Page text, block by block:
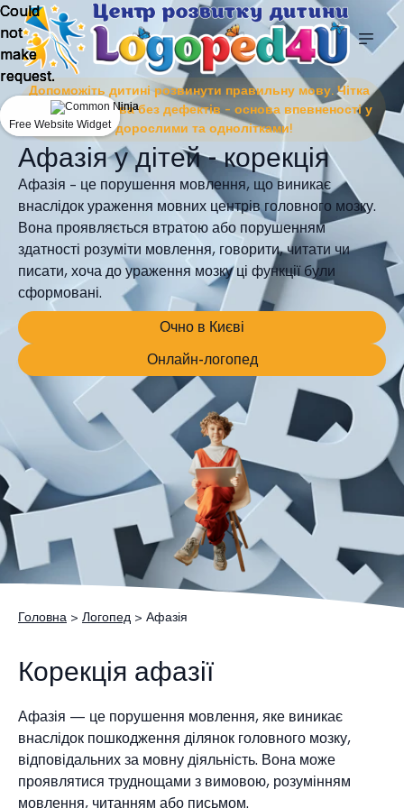
Допоможіть дитині розвинути правильну мову. Чітка
та виразна мова без дефектів – основа впевненості у
спілкуванні з дорослими та однолітками!
Афазія у дітей - корекція
Афазія – це порушення мовлення, що виникає
внаслідок ураження мовних центрів головного мозку.
Вона проявляється втратою або порушенням
здатності розуміти мовлення, говорити, читати чи
писати, хоча до ураження мозку ці функції були
сформовані.
Очно в Києві
Онлайн-логопед
Головна > Логопед > Афазія
Корекція афазії
Афазія — це порушення мовлення, яке виникає
внаслідок пошкодження ділянок головного мозку,
відповідальних за мовну діяльність. Вона може
проявлятися труднощами з вимовою, розумінням
мовлення, читанням або письмом.
Could
not
make
request.
Free Website Widget
Could
not
make
request.
Free Website Widget
Could
not
make
request.
Free Website Widget